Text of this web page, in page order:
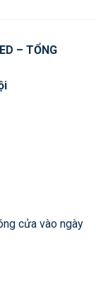
– TỔNG
cửa vào ngày